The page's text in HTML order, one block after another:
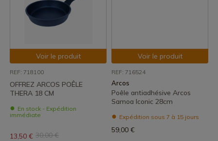
Voir le produit
REF: 718100
OFFREZ ARCOS POÊLE
THERA 18 CM
En stock - Expédition
immédiate
13,50 € 30,00 €
Voir le produit
REF: 716524
Arcos
Poêle antiadhésive Arcos
Samoa Iconic 28cm
Expédition sous 7 à 15 jours
59,00 €